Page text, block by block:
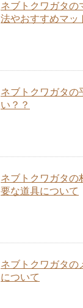
ネブトクワガタの
法やおすすめマッ
ネブトクワガタの
い？？
ネブトクワガタの
要な道具について
ネブトクワガタの
について